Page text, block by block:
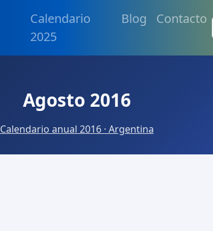
Calendario
2025
Blog Contacto
Agosto 2016
Calendario anual 2016 · Argentina